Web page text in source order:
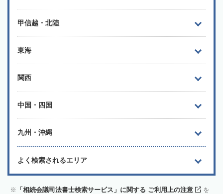
甲信越・北陸
東海
関西
中国・四国
九州・沖縄
よく検索されるエリア
「相続会議司法書士検索サービス」に関する ご利用上の注意
を